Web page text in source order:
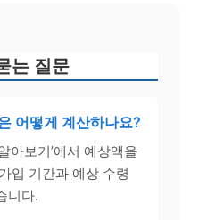
는 질문
어떻게 계산하나요?
아보기’에서 예상액을
입 기간과 예상 수령
니다.